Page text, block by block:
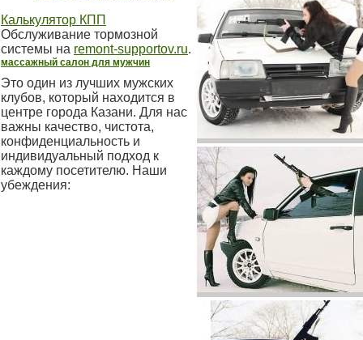
Калькулятор КПП
Обслуживание тормозной
системы на remont-supportov.ru.
массажный салон для мужчин
Это один из лучших мужских
клубов, который находится в
центре города Казани. Для нас
важны качество, чистота,
конфиденциальность и
индивидуальный подход к
каждому посетителю. Наши
убеждения: